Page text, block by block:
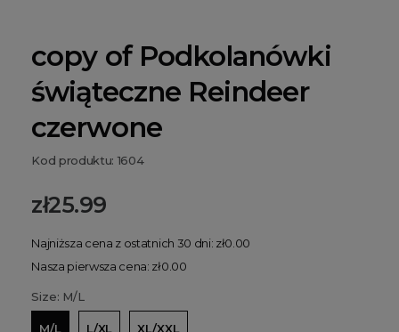
copy of Podkolanówki
świąteczne Reindeer
czerwone
Kod produktu: 1604
zł25.99
Najniższa cena z ostatnich 30 dni: zł0.00
Nasza pierwsza cena: zł0.00
Size: M/L
M/L L/XL XL/XXL